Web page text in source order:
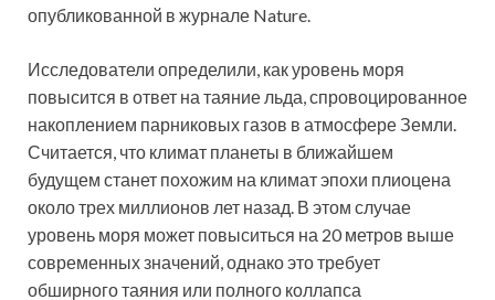
опубликованной в журнале Nature.
Исследователи определили, как уровень моря
повысится в ответ на таяние льда, спровоцированное
накоплением парниковых газов в атмосфере Земли.
Считается, что климат планеты в ближайшем
будущем станет похожим на климат эпохи плиоцена
около трех миллионов лет назад. В этом случае
уровень моря может повыситься на 20 метров выше
современных значений, однако это требует
обширного таяния или полного коллапса